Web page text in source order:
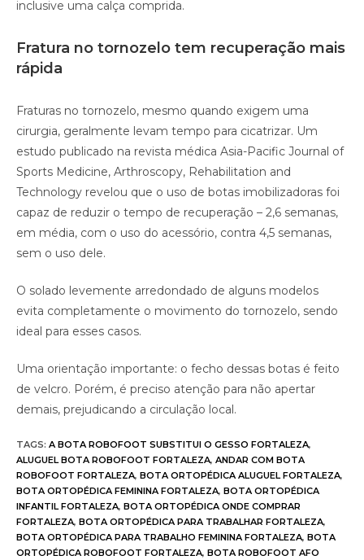
inclusive uma calça comprida.
Fratura no tornozelo tem recuperação mais
rápida
Fraturas no tornozelo, mesmo quando exigem uma
cirurgia, geralmente levam tempo para cicatrizar. Um
estudo publicado na revista médica Asia-Pacific Journal of
Sports Medicine, Arthroscopy, Rehabilitation and
Technology revelou que o uso de botas imobilizadoras foi
capaz de reduzir o tempo de recuperação – 2,6 semanas,
em média, com o uso do acessório, contra 4,5 semanas,
sem o uso dele.
O solado levemente arredondado de alguns modelos
evita completamente o movimento do tornozelo, sendo
ideal para esses casos.
Uma orientação importante: o fecho dessas botas é feito
de velcro. Porém, é preciso atenção para não apertar
demais, prejudicando a circulação local.
TAGS: A BOTA ROBOFOOT SUBSTITUI O GESSO FORTALEZA,
ALUGUEL BOTA ROBOFOOT FORTALEZA, ANDAR COM BOTA
ROBOFOOT FORTALEZA, BOTA ORTOPÉDICA ALUGUEL FORTALEZA,
BOTA ORTOPÉDICA FEMININA FORTALEZA, BOTA ORTOPÉDICA
INFANTIL FORTALEZA, BOTA ORTOPÉDICA ONDE COMPRAR
FORTALEZA, BOTA ORTOPÉDICA PARA TRABALHAR FORTALEZA,
BOTA ORTOPÉDICA PARA TRABALHO FEMININA FORTALEZA, BOTA
ORTOPÉDICA ROBOFOOT FORTALEZA, BOTA ROBOFOOT AFO